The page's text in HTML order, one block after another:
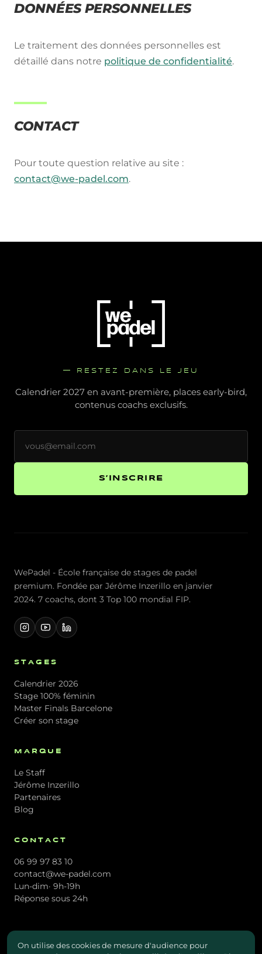
DONNÉES PERSONNELLES
Le traitement des données personnelles est
détaillé dans notre politique de confidentialité.
CONTACT
Pour toute question relative au site :
contact@we-padel.com.
— RESTEZ DANS LE JEU
Calendrier 2027 en avant-première, places early-bird,
contenus coachs exclusifs.
S’INSCRIRE
WePadel - École française de stages de padel
premium. Fondée par Jérôme Inzerillo en janvier
2024. 7 coachs, dont 3 Top 100 mondial FIP.
STAGES
Calendrier 2026
Stage 100% féminin
Master Finals Barcelone
Créer son stage
MARQUE
Le Staff
Jérôme Inzerillo
Partenaires
Blog
CONTACT
06 99 97 83 10
contact@we-padel.com
Lun-dim· 9h-19h
Réponse sous 24h
On utilise des cookies de mesure d'audience pour